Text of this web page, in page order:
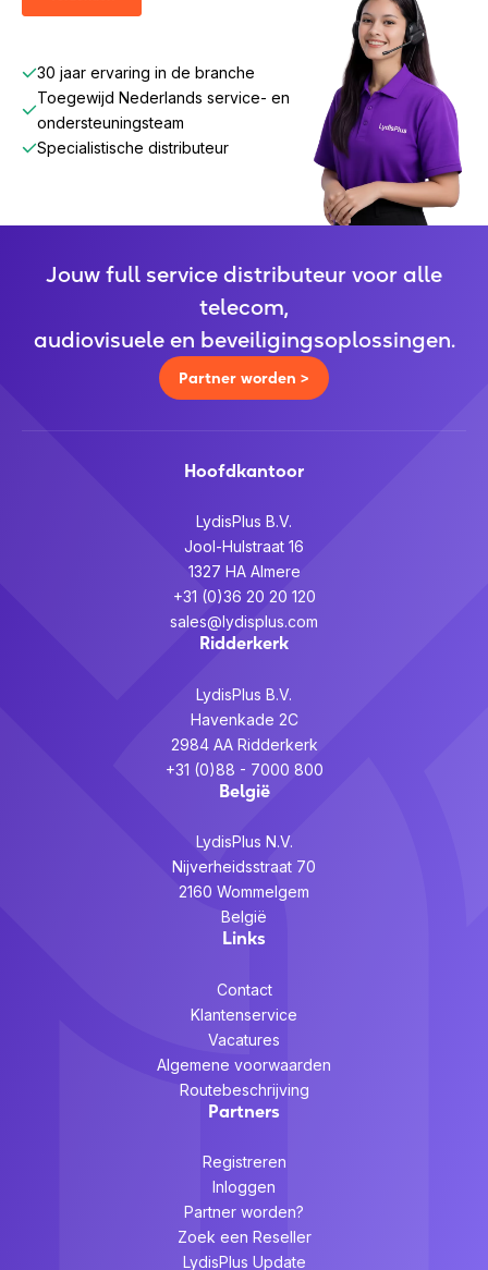
30 jaar ervaring in de branche
Toegewijd Nederlands service- en
ondersteuningsteam
Specialistische distributeur
Jouw full service distributeur voor alle
telecom,
audiovisuele en beveiligingsoplossingen.
Partner worden >
Hoofdkantoor
LydisPlus B.V.
Jool-Hulstraat 16
1327 HA Almere
+31 (0)36 20 20 120
sales@lydisplus.com
Ridderkerk
LydisPlus B.V.
Havenkade 2C
2984 AA Ridderkerk
+31 (0)88 - 7000 800
België
LydisPlus N.V.
Nijverheidsstraat 70
2160 Wommelgem
België
Links
Contact
Klantenservice
Vacatures
Algemene voorwaarden
Routebeschrijving
Partners
Registreren
Inloggen
Partner worden?
Zoek een Reseller
LydisPlus Update